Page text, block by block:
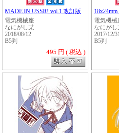
MADE IN USSR! vol.1 改訂版
電気機械座
なにがし某
2018/08/12
B5判
495 円 ( 税込 )
電気機械
なにがし
2017/12/
B5判